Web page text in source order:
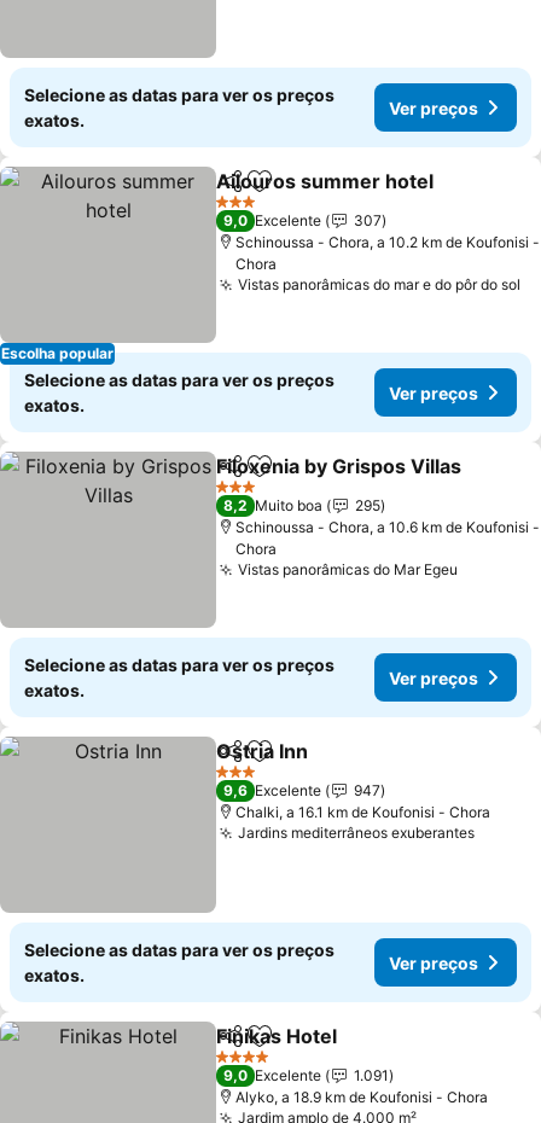
Selecione as datas para ver os preços
exatos.
Ver preços
Escolha popular
PartilharAdicionar aos favoritos
Ailouros summer hotel
3 Estrelas
9,0 Excelente
307
Schinoussa - Chora, a 10.2 km de Koufonisi -
Chora
Vistas panorâmicas do mar e do pôr do sol
Selecione as datas para ver os preços
exatos.
Ver preços
PartilharAdicionar aos favoritos
Filoxenia by Grispos Villas
3 Estrelas
8,2 Muito boa
295
Schinoussa - Chora, a 10.6 km de Koufonisi -
Chora
Vistas panorâmicas do Mar Egeu
Selecione as datas para ver os preços
exatos.
Ver preços
PartilharAdicionar aos favoritos
Ostria Inn
3 Estrelas
9,6 Excelente
947
Chalki, a 16.1 km de Koufonisi - Chora
Jardins mediterrâneos exuberantesVer
Selecione as datas para ver os preços
exatos.
Ver preços
PartilharAdicionar aos favoritos
Finikas Hotel
4 Estrelas
9,0 Excelente
1.091
Alyko, a 18.9 km de Koufonisi - Chora
Jardim amplo de 4.000 m²